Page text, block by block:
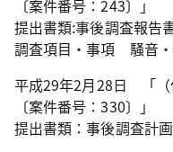
〔案件番号：243〕」
提出書類:事後調査報
調査項目・事項 騒音
平成29年2月28日 「（
〔案件番号：330〕」
提出書類：事後調査計